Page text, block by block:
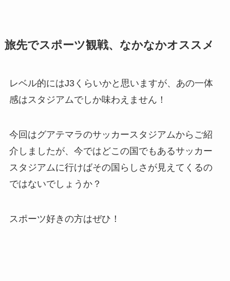
旅先でスポーツ観戦、なかなかオススメ
レベル的にはJ3くらいかと思いますが、あの一体
感はスタジアムでしか味わえません！
今回はグアテマラのサッカースタジアムからご紹
介しましたが、今ではどこの国でもあるサッカー
スタジアムに行けばその国らしさが見えてくるの
ではないでしょうか？
スポーツ好きの方はぜひ！